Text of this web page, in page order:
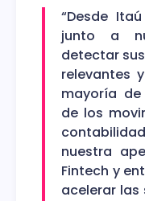
“Desde
junto a
detectar
relevantes
mayoría
de los
nuestra
Fintech y
acelerar las